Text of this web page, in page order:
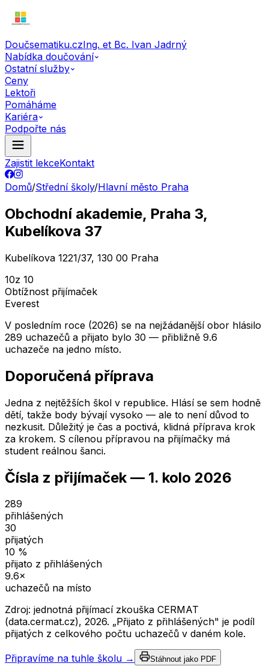
Doučsematiku.czIng. et Bc. Ivan Jadrný
Nabídka doučování
Ostatní služby
Ceny
Lektoři
Pomáháme
Kariéra
Podpořte nás
Zajistit lekceKontakt
Domů/Střední školy/Hlavní město Praha
Obchodní akademie, Praha 3,
Kubelíkova 37
Kubelíkova 1221/37, 130 00 Praha
10z 10
Obtížnost přijímaček
Everest
V posledním roce (2026) se na nejžádanější obor hlásilo
289 uchazečů a přijato bylo 30 — přibližně 9.6
uchazeče na jedno místo.
Doporučená příprava
Jedna z nejtěžších škol v republice. Hlásí se sem hodně
dětí, takže body bývají vysoko — ale to není důvod to
nezkusit. Důležitý je čas a poctivá, klidná příprava krok
za krokem. S cílenou přípravou na přijímačky má
student reálnou šanci.
Čísla z přijímaček — 1. kolo 2026
289
přihlášených
30
přijatých
10 %
přijato z přihlášených
9.6×
uchazečů na místo
Zdroj: jednotná přijímací zkouška CERMAT
(data.cermat.cz), 2026. „Přijato z přihlášených" je podíl
přijatých z celkového počtu uchazečů v daném kole.
Připravíme na tuhle školu → Stáhnout jako PDF